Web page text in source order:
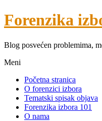
Forenzika
Blog posvećen problemima,
Meni
Početna stranica
O forenzici izbora
Tematski spisak objava
Forenzika izbora 101
O nama